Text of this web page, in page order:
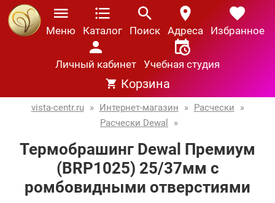
Меню Каталог Поиск Адреса Избранное
Личный кабинет Учебная студия
Корзина
vista-centr.ru » Интернет-магазин » Расчески
»
Расчески Dewal
»
Термобрашинг Dewal Премиум
(BRP1025) 25/37мм с
ромбовидными отверстиями